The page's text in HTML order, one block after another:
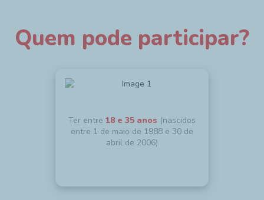
Quem pode participar?
Ter entre 18 e 35 anos (nascidos
entre 1 de maio de 1988 e 30 de
abril de 2006)